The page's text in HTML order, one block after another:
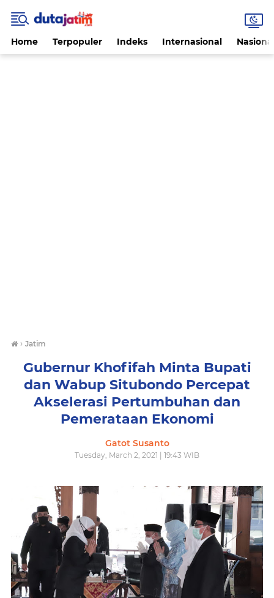
Home Terpopuler Indeks Internasional
› Jatim
Gubernur Khofifah Minta Bupati
dan Wabup Situbondo Percepat
Akselerasi Pertumbuhan dan
Pemerataan Ekonomi
Gatot Susanto
Tuesday, March 2, 2021 | 19:43 WIB